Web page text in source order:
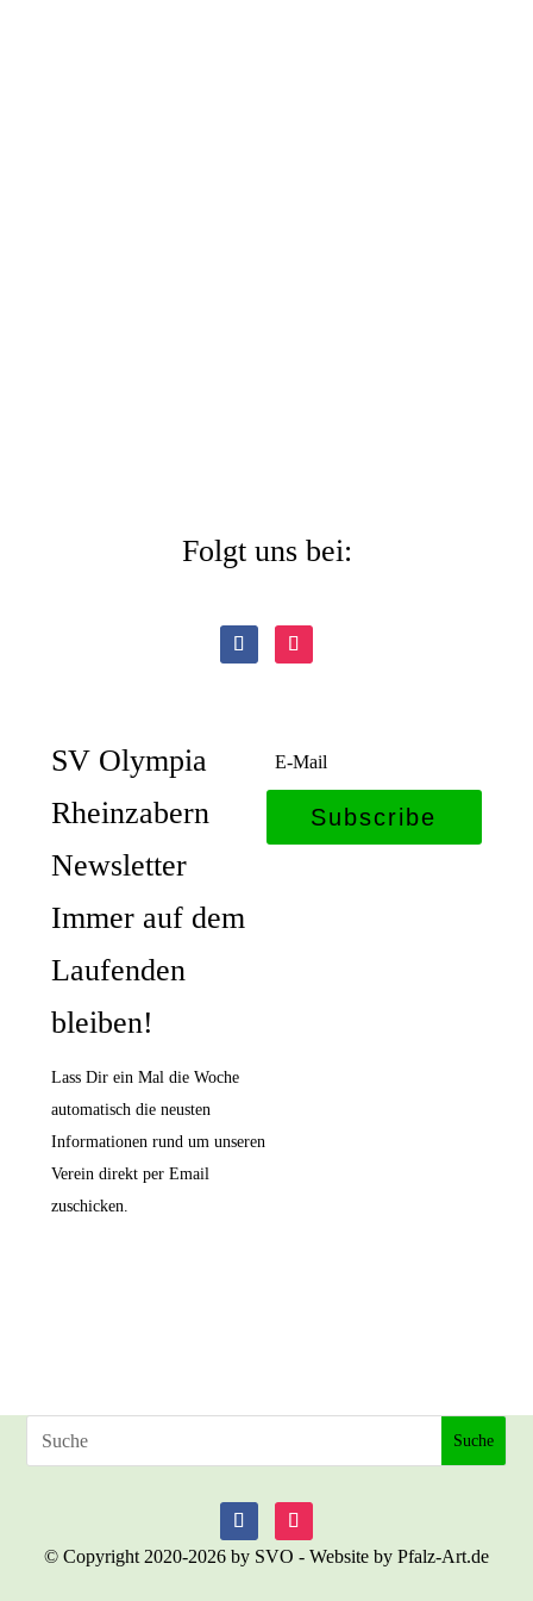
Folgt uns bei:
SV Olympia
Rheinzabern
Newsletter
Immer auf dem
Laufenden
bleiben!
Lass Dir ein Mal die Woche
automatisch die neusten
Informationen rund um unseren
Verein direkt per Email
zuschicken.
Subscribe
© Copyright 2020-2026 by SVO - Website by Pfalz-Art.de